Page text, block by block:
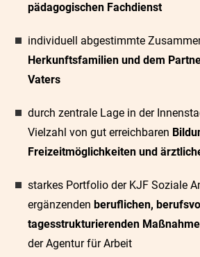
pädagogischen Fachdienst
individuell abgestimmte
Herkunftsfamilien und dem
Vaters
durch zentrale Lage in der
Vielzahl von gut erreichbaren
Freizeitmöglichkeiten und
starkes Portfolio der KJF Soziale
ergänzenden beruflichen,
tagesstrukturierenden
der Agentur für Arbeit